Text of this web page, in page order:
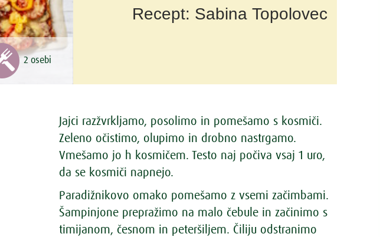
2 osebi
Recept: Sabina Topolovec
Jajci razžvrkljamo, posolimo in pomešamo s kosmiči.
Zeleno očistimo, olupimo in drobno nastrgamo.
Vmešamo jo h kosmičem. Testo naj počiva vsaj 1 uro,
da se kosmiči napnejo.
Paradižnikovo omako pomešamo z vsemi začimbami.
Šampinjone prepražimo na malo čebule in začinimo s
timijanom, česnom in peteršiljem. Čiliju odstranimo